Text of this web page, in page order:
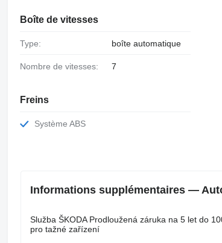
Boîte de vitesses
Type: boîte automatique
Nombre de vitesses: 7
Freins
Système ABS
Informations supplémentaires —
Služba ŠKODA Prodloužená záruka na 5 let do
pro tažné zařízení